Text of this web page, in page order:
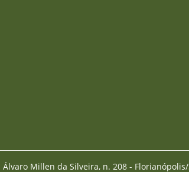
Álvaro Millen da Silveira, n. 208 - Florianópolis/